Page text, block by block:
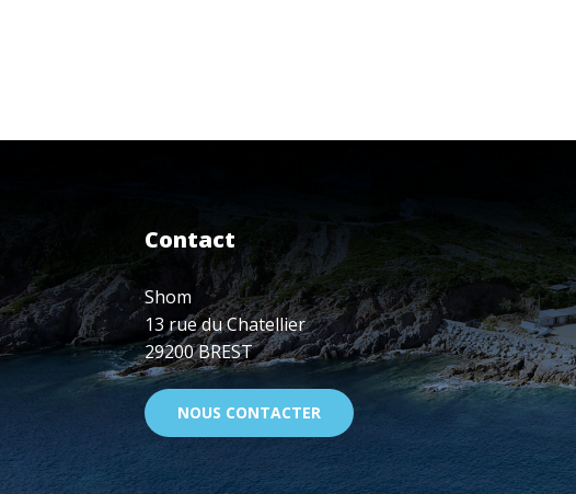
Contact
Shom
13 rue du Chatellier
29200 BREST
NOUS CONTACTER